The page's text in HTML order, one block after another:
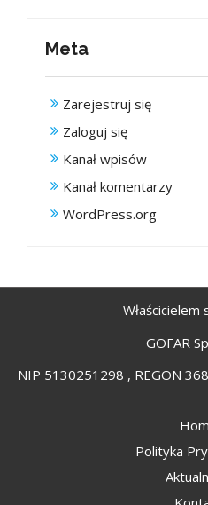
Meta
Zarejestruj się
Zaloguj się
Kanał wpisów
Kanał komentarzy
WordPress.org
GOFAR
NIP 5130251298 , REGON
Polityka